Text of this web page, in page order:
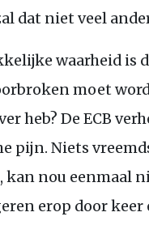
dat niet veel
waarheid is
moet
heb? De ECB
pijn. Niets
nou eenmaal
erop door